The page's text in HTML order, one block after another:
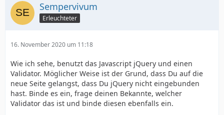
Sempervivum
Erleuchteter
16. November 2020 um 11:18
Wie ich sehe, benutzt das Javascript jQuery und einen
Validator. Möglicher Weise ist der Grund, dass Du auf die
neue Seite gelangst, dass Du jQuery nicht eingebunden
hast. Binde es ein, frage deinen Bekannte, welcher
Validator das ist und binde diesen ebenfalls ein.